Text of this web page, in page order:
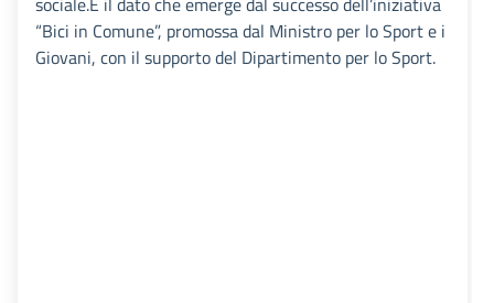
“Bici in Comune”, promossa dal Ministro per lo Sport e i
Giovani, con il supporto del Dipartimento per lo Sport.